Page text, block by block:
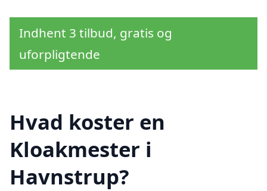
Indhent 3 tilbud, gratis og
uforpligtende
Hvad koster en
Kloakmester i
Havnstrup?